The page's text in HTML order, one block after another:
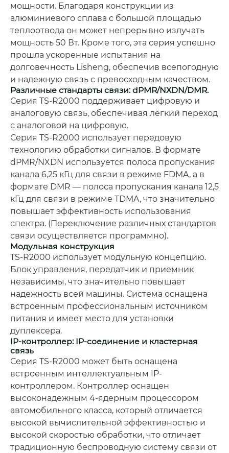
мощности. Благодаря конструкции из
алюминиевого сплава с большой площадью
теплоотвода он может непрерывно излучать
мощность 50 Вт. Кроме того, эта серия успешно
прошла ускоренные испытания на
долговечность Lisheng, обеспечив всепогодную
и надежную связь с превосходным качеством.
Различные стандарты связи: dPMR/NXDN/DMR.
Серия TS-R2000 поддерживает цифровую и
аналоговую связь, обеспечивая лёгкий переход
с аналоговой на цифровую.
Серия TS-R2000 использует передовую
технологию обработки сигналов. В формате
dPMR/NXDN используется полоса пропускания
канала 6,25 кГц для связи в режиме FDMA, а в
формате DMR — полоса пропускания канала 12,5
кГц для связи в режиме TDMA, что значительно
повышает эффективность использования
спектра. (Переключение различных стандартов
связи осуществляется программно).
Модульная конструкция
TS-R2000 использует модульную концепцию.
Блок управления, передатчик и приемник
независимы, что значительно повышает
надежность всей машины. Система оснащена
встроенным профессиональным источником
питания и имеет место для установки
дуплексера.
IP-контроллер: IP-соединение и кластерная
связь
Серия TS-R2000 может быть оснащена
встроенным интеллектуальным IP-
контроллером. Контроллер оснащен
высоконадежным 4-ядерным процессором
автомобильного класса, который отличается
высокой вычислительной эффективностью и
высокой скоростью обработки, что отличает
традиционную беспроводную систему связи от